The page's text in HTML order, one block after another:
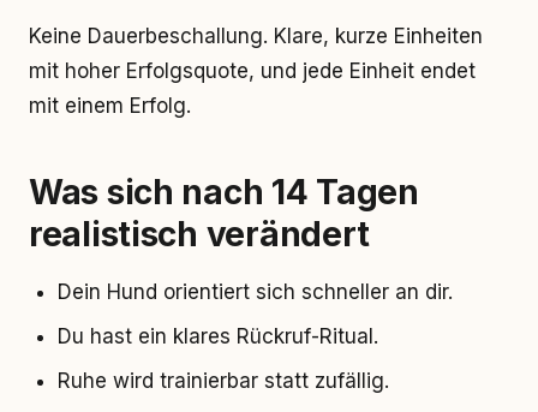
Keine Dauerbeschallung. Klare, kurze Einheiten
mit hoher Erfolgsquote, und jede Einheit endet
mit einem Erfolg.
Was sich nach 14 Tagen
realistisch verändert
Dein Hund orientiert sich schneller an dir.
Du hast ein klares Rückruf-Ritual.
Ruhe wird trainierbar statt zufällig.